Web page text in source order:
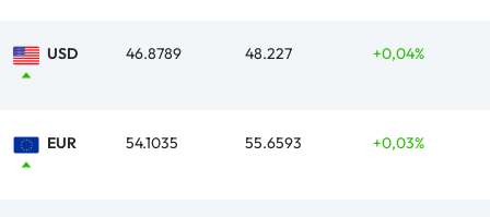
USD 46.8789 48.227 +0,04%
EUR 54.1035 55.6593 +0,03%